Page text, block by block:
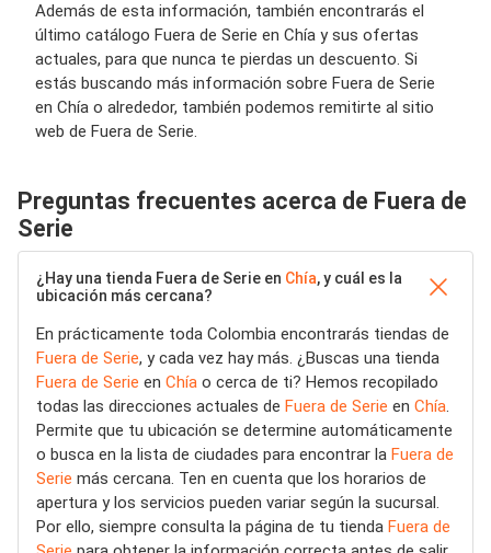
Además de esta información, también encontrarás el
último catálogo Fuera de Serie en Chía y sus ofertas
actuales, para que nunca te pierdas un descuento. Si
estás buscando más información sobre Fuera de Serie
en Chía o alrededor, también podemos remitirte al sitio
web de Fuera de Serie.
Preguntas frecuentes acerca de Fuera de
Serie
¿Hay una tienda Fuera de Serie en Chía, y cuál es la
ubicación más cercana?
En prácticamente toda Colombia encontrarás tiendas de
Fuera de Serie, y cada vez hay más. ¿Buscas una tienda
Fuera de Serie en Chía o cerca de ti? Hemos recopilado
todas las direcciones actuales de Fuera de Serie en Chía.
Permite que tu ubicación se determine automáticamente
o busca en la lista de ciudades para encontrar la Fuera de
Serie más cercana. Ten en cuenta que los horarios de
apertura y los servicios pueden variar según la sucursal.
Por ello, siempre consulta la página de tu tienda Fuera de